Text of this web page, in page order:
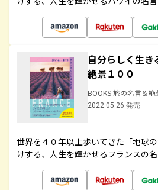
自分らしく生き
絶景１００
BOOKS 旅の名言＆絶
2022.05.26 発売
世界を４０年以上歩いてきた「地球
けする、人生を輝かせるフランスの